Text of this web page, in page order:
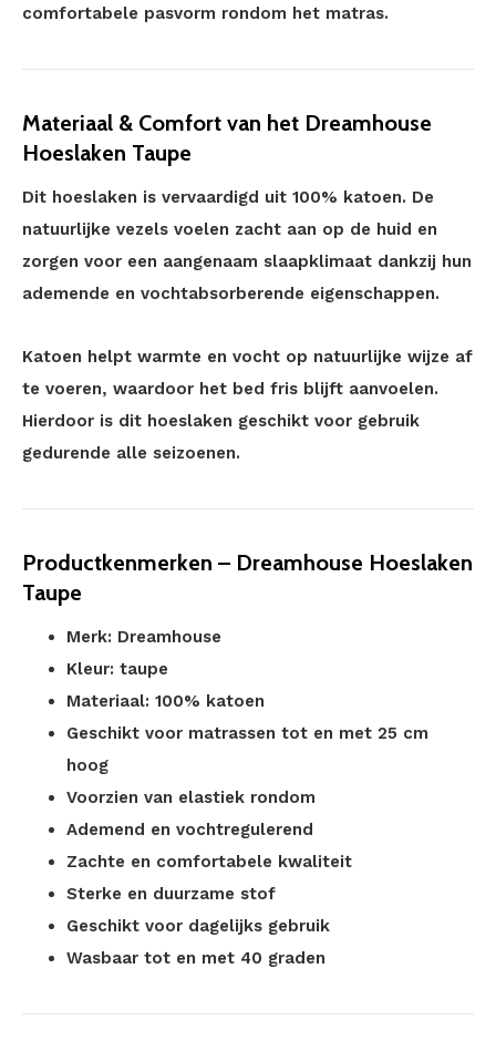
comfortabele pasvorm rondom het matras.
Materiaal & Comfort van het Dreamhouse
Hoeslaken Taupe
Dit hoeslaken is vervaardigd uit 100% katoen. De
natuurlijke vezels voelen zacht aan op de huid en
zorgen voor een aangenaam slaapklimaat dankzij hun
ademende en vochtabsorberende eigenschappen.
Katoen helpt warmte en vocht op natuurlijke wijze af
te voeren, waardoor het bed fris blijft aanvoelen.
Hierdoor is dit hoeslaken geschikt voor gebruik
gedurende alle seizoenen.
Productkenmerken – Dreamhouse Hoeslaken
Taupe
Merk: Dreamhouse
Kleur: taupe
Materiaal: 100% katoen
Geschikt voor matrassen tot en met 25 cm
hoog
Voorzien van elastiek rondom
Ademend en vochtregulerend
Zachte en comfortabele kwaliteit
Sterke en duurzame stof
Geschikt voor dagelijks gebruik
Wasbaar tot en met 40 graden